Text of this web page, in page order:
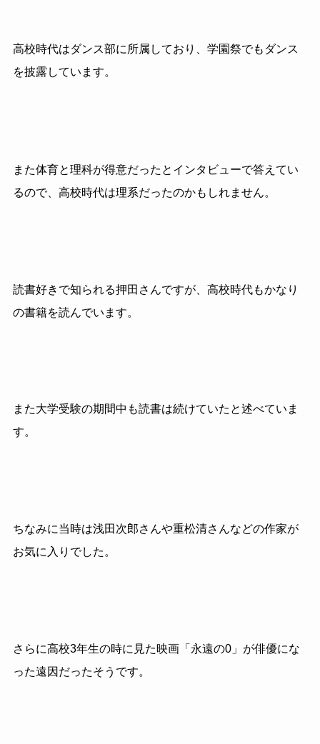
高校時代はダンス部に所属しており、学園祭でもダンス
を披露しています。
また体育と理科が得意だったとインタビューで答えてい
るので、高校時代は理系だったのかもしれません。
読書好きで知られる押田さんですが、高校時代もかなり
の書籍を読んでいます。
また大学受験の期間中も読書は続けていたと述べていま
す。
ちなみに当時は浅田次郎さんや重松清さんなどの作家が
お気に入りでした。
さらに高校3年生の時に見た映画「永遠の0」が俳優にな
った遠因だったそうです。